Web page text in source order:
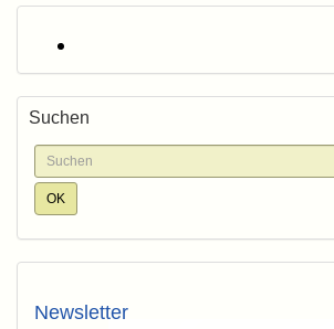
Suchen
Newsletter